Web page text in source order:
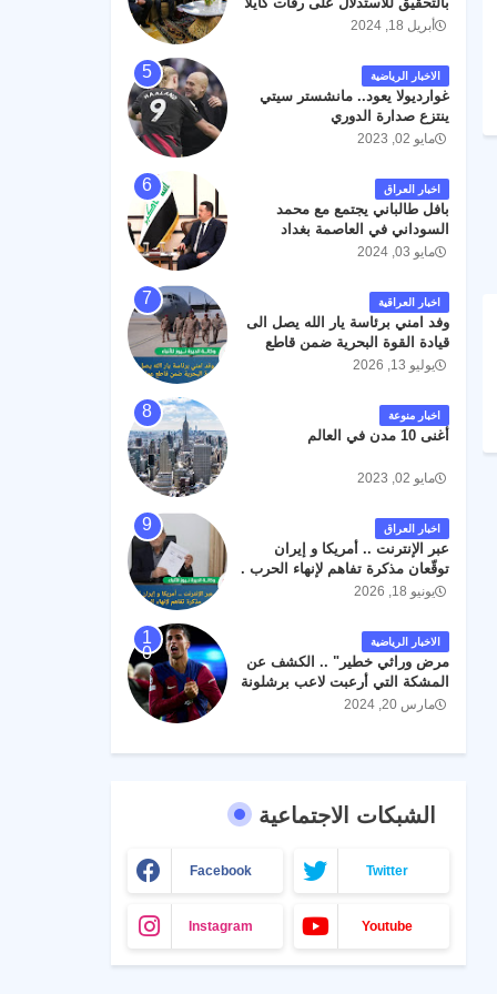
مولرأبريل 18, 2024
الاخبار الرياضية
غوارديولا يعود.. مانشستر سيتي
ينتزع صدارة الدوري
مايو 02, 2023
اخبار العراق
بافل طالباني يجتمع مع محمد
السوداني في العاصمة بغداد
مايو 03, 2024
اخبار العراقية
وفد امني برئاسة يار الله يصل الى
قيادة القوة البحرية ضمن قاطع
عمليات البصرة .
يوليو 13, 2026
اخبار منوعة
أغنى 10 مدن في العالم
مايو 02, 2023
اخبار العراق
عبر الإنترنت .. أمريكا و إيران
توقّعان مذكرة تفاهم لإنهاء الحرب .
يونيو 18, 2026
الاخبار الرياضية
مرض وراثي خطير" .. الكشف عن
المشكة التي أرعبت لاعب برشلونة
جواو كانسيلو
مارس 20, 2024
الشبكات الاجتماعية
Facebook Twitter
Instagram Youtube